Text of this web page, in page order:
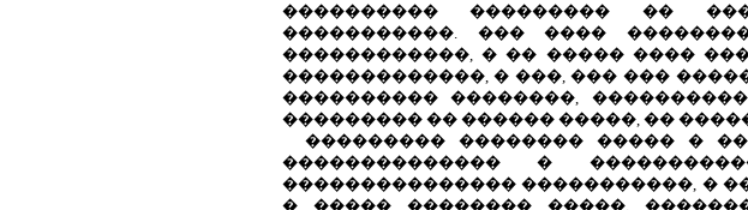
���������� ��������� ��
�����������. ��� ����
������������, � �� ����� ����
�������������, � ���, ��� ���
���������� ��������,
��������� �� ������ �����, ��
��������� �������� ����� �
�������������� �
��������������� �����������, �
� ����� �������� �����.